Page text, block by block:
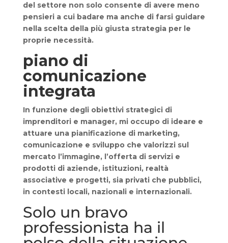
del settore non solo consente di avere meno
pensieri a cui badare ma anche di farsi guidare
nella scelta della più giusta strategia per le
proprie necessità.
piano di
comunicazione
integrata
In funzione degli obiettivi strategici di
imprenditori e manager, mi occupo di ideare e
attuare una pianificazione di marketing,
comunicazione e sviluppo che valorizzi sul
mercato l’immagine, l’offerta di servizi e
prodotti di aziende, istituzioni, realtà
associative e progetti, sia privati che pubblici,
in contesti locali, nazionali e internazionali.
Solo un bravo
professionista ha il